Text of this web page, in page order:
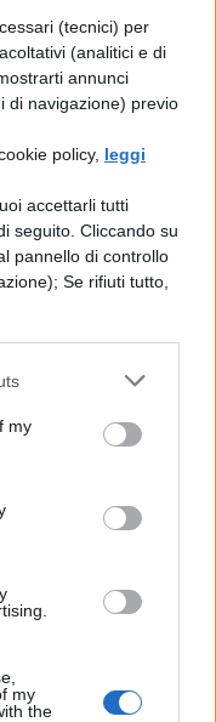
(tecnici) per
(analitici e di
annunci
di navigazione) previo
policy, leggi
accettarli tutti
seguito. Cliccando su
pannello di controllo
Se rifiuti tutto,
my
my
the